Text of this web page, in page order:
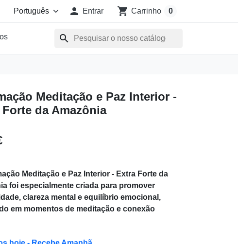
 Entrar shopping_cart Carrinho 0
search
Meditação e Paz Interior -
da Amazônia
Meditação e Paz Interior - Extra Forte da
foi especialmente criada para promover
clareza mental e equilíbrio emocional,
em momentos de meditação e conexão